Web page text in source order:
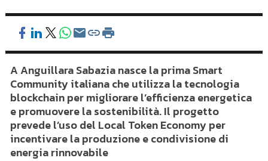
A Anguillara Sabazia nasce la prima Smart
Community italiana che utilizza la tecnologia
blockchain per migliorare l’efficienza energetica
e promuovere la sostenibilità. Il progetto
prevede l’uso del Local Token Economy per
incentivare la produzione e condivisione di
energia rinnovabile